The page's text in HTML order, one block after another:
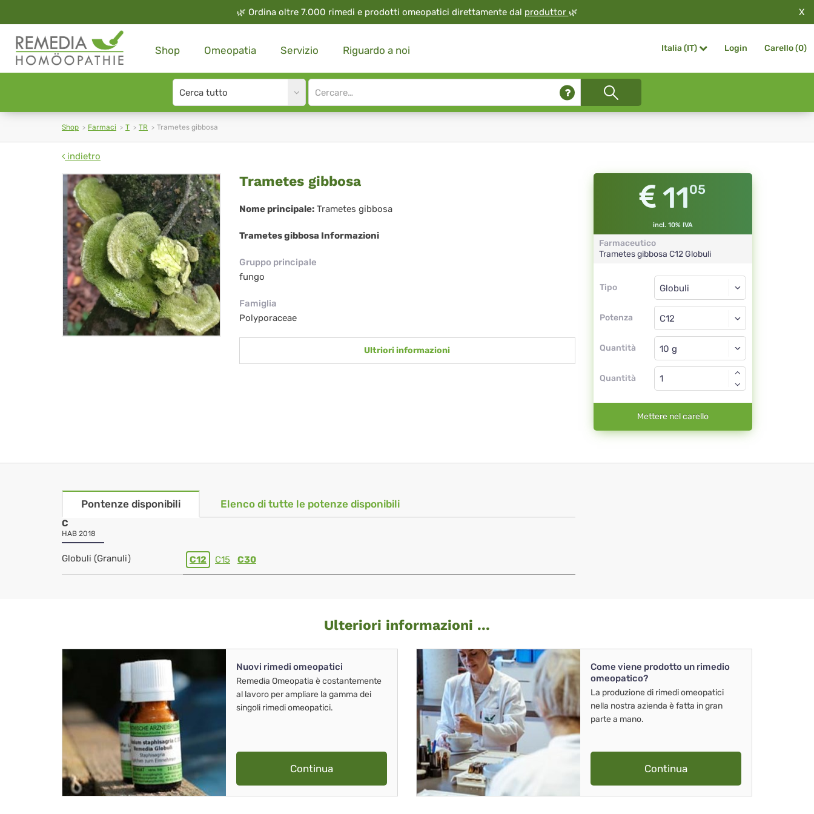
🌿 Ordina oltre 7.000 rimedi e prodotti omeopatici direttamente dal produttor 🌿 X
Shop Omeopatia Servizio Riguardo a noi Italia (IT) Login Carello (0)
Search
type
Site
search
Shop Farmaci T TR Trametes gibbosa
indietro
Trametes
gibbosa
Trametes gibbosa
Nome principale: Trametes gibbosa
Trametes gibbosa Informazioni
Gruppo principale
fungo
Famiglia
Polyporaceae
Ultriori informazioni
1105
incl. 10% IVA
Farmaceutico
Trametes gibbosa C12 Globuli
Tipo
Tipo
Potenza
Globuli
C12
Quantità
Globuli
Quantità
Mettere nel carello
Pontenze disponibili Elenco di tutte le potenze disponibili
C
HAB 2018
Globuli (Granuli) C12 C15 C30
Ulteriori informazioni ...
Nuovi rimedi omeopatici
Remedia Omeopatia è costantemente
al lavoro per ampliare la gamma dei
singoli rimedi omeopatici.
Continua
Come viene prodotto un rimedio
omeopatico?
La produzione di rimedi omeopatici
nella nostra azienda è fatta in gran
parte a mano.
Continua